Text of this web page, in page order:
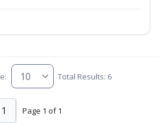
Total Results: 6
Page 1 of 1
1